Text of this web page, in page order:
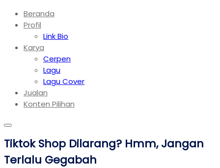
Beranda
Profil
Link Bio
Karya
Cerpen
Lagu
Lagu Cover
Jualan
Konten Pilihan
Tiktok Shop Dilarang? Hmm, Jangan
Terlalu Gegabah